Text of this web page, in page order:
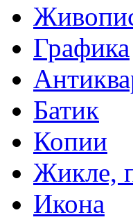
Графика
Батик
Копии
Жикле,
Икона